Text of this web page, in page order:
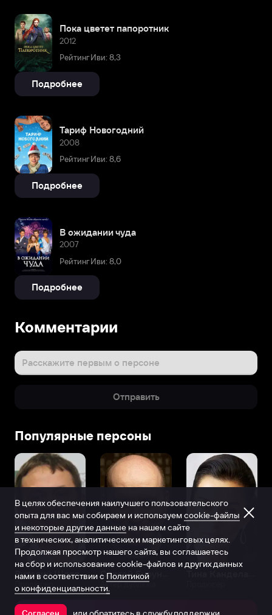
Пока цветет папоротник
2012
Рейтинг Иви: 8,3
Подробнее
Тариф Новогодний
2008
Рейтинг Иви: 8,6
Подробнее
В ожидании чуда
2007
Рейтинг Иви: 8,0
Подробнее
Комментарии
Расскажите первым о персоне
Отправить
Популярные персоны
Виталий Шляппо
Продюсер Актёр дубляжа
В целях обеспечения наилучшего пользовательского
опыта для вас мы собираем и используем cookie-файлы
и некоторые другие данные на нашем сайте
в технических, аналитических и маркетинговых целях.
Продолжая просмотр нашего сайта, вы соглашаетесь
на сбор и использование cookie-файлов и других данных
нами в соответствии с Политикой
о конфиденциальности.